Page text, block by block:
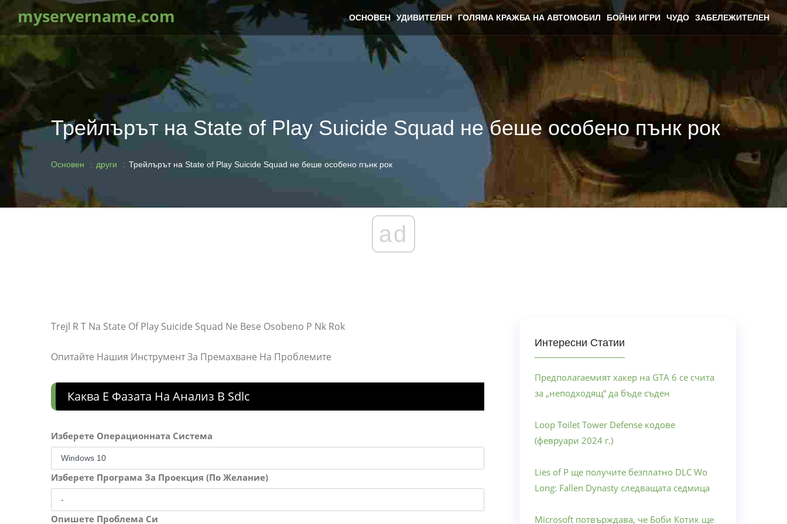
myservername.com ОСНОВЕН УДИВИТЕЛЕН ГОЛЯМА КРАЖБА НА АВТОМОБИЛ БОЙНИ ИГРИ ЧУДО ЗАБЕЛЕЖИТЕЛЕН
Трейлърът на State of Play Suicide Squad не беше особено пънк рок
Основен други Трейлърът на State of Play Suicide Squad не беше особено пънк рок
ad
Trejl R T Na State Of Play Suicide Squad Ne Bese Osobeno P Nk Rok
Опитайте Нашия Инструмент За Премахване На Проблемите
Каква Е Фазата На Анализ В Sdlc
Изберете Операционната Система
Изберете Програма За Проекция (По Желание)
Опишете Проблема Си
Интересни Статии
Предполагаемият хакер на GTA 6 се счита
за „неподходящ“ да бъде съден
Loop Toilet Tower Defense кодове
(февруари 2024 г.)
Lies of P ще получите безплатно DLC Wo
Long: Fallen Dynasty следващата седмица
Microsoft потвърждава, че Боби Котик ще